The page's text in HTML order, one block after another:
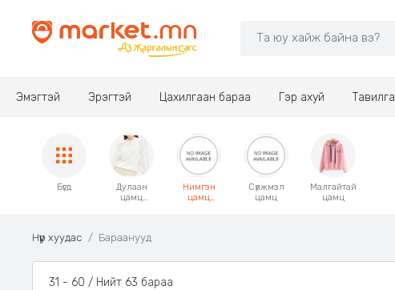
Эмэгтэй Эрэгтэй Цахилгаан бараа Гэр ахуй Тавилга
Бүгд
Дулаан
цамц
Нимгэн
цамц
Сүлжмэл
цамц
Малгайтай
цамц
Нүүр хуудас Бараанууд
31 - 60 / Нийт 63 бараа